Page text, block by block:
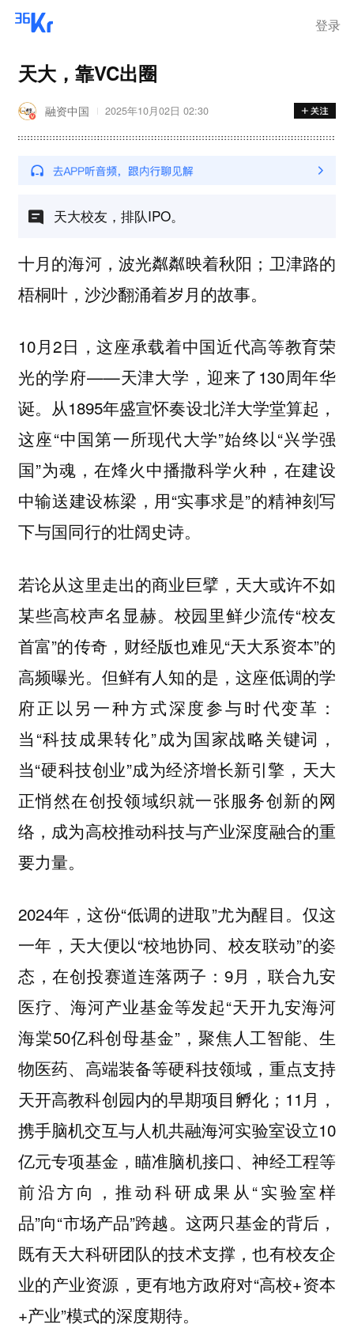
登录
天大，靠VC出圈
融资中国 2025年10月02日 02:30
天大校友，排队IPO。
十月的海河，波光粼粼映着秋阳；卫津路的
梧桐叶，沙沙翻涌着岁月的故事。
10月2日，这座承载着中国近代高等教育荣
光的学府——天津大学，迎来了130周年华
诞。从1895年盛宣怀奏设北洋大学堂算起，
这座“中国第一所现代大学”始终以“兴学强
国”为魂，在烽火中播撒科学火种，在建设
中输送建设栋梁，用“实事求是”的精神刻写
下与国同行的壮阔史诗。
若论从这里走出的商业巨擘，天大或许不如
某些高校声名显赫。校园里鲜少流传“校友
首富”的传奇，财经版也难见“天大系资本”的
高频曝光。但鲜有人知的是，这座低调的学
府正以另一种方式深度参与时代变革：
当“科技成果转化”成为国家战略关键词，
当“硬科技创业”成为经济增长新引擎，天大
正悄然在创投领域织就一张服务创新的网
络，成为高校推动科技与产业深度融合的重
要力量。
2024年，这份“低调的进取”尤为醒目。仅这
一年，天大便以“校地协同、校友联动”的姿
态，在创投赛道连落两子：9月，联合九安
医疗、海河产业基金等发起“天开九安海河
海棠50亿科创母基金”，聚焦人工智能、生
物医药、高端装备等硬科技领域，重点支持
天开高教科创园内的早期项目孵化；11月，
携手脑机交互与人机共融海河实验室设立10
亿元专项基金，瞄准脑机接口、神经工程等
前沿方向，推动科研成果从“实验室样
品”向“市场产品”跨越。这两只基金的背后，
既有天大科研团队的技术支撑，也有校友企
业的产业资源，更有地方政府对“高校+资本
+产业”模式的深度期待。